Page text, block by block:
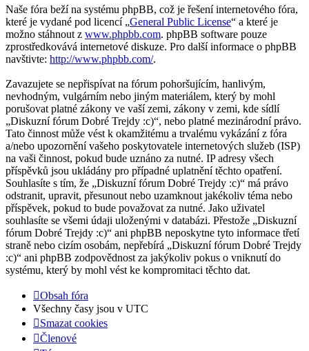
Naše fóra beží na systému phpBB, což je řešení internetového fóra,
které je vydané pod licencí „General Public License“ a které je
možno stáhnout z www.phpbb.com. phpBB software pouze
zprostředkovává internetové diskuze. Pro další informace o phpBB
navštivte: http://www.phpbb.com/.
Zavazujete se nepřispívat na fórum pohoršujícím, hanlivým,
nevhodným, vulgárním nebo jiným materiálem, který by mohl
porušovat platné zákony ve vaší zemi, zákony v zemi, kde sídlí
„Diskuzní fórum Dobré Trejdy :c)“, nebo platné mezinárodní právo.
Tato činnost může vést k okamžitému a trvalému vykázání z fóra
a/nebo upozornění vašeho poskytovatele internetových služeb (ISP)
na vaši činnost, pokud bude uznáno za nutné. IP adresy všech
příspěvků jsou ukládány pro případné uplatnění těchto opatření.
Souhlasíte s tím, že „Diskuzní fórum Dobré Trejdy :c)“ má právo
odstranit, upravit, přesunout nebo uzamknout jakékoliv téma nebo
příspěvek, pokud to bude považovat za nutné. Jako uživatel
souhlasíte se všemi údaji uloženými v databázi. Přestože „Diskuzní
fórum Dobré Trejdy :c)“ ani phpBB neposkytne tyto informace třetí
straně nebo cizím osobám, nepřebírá „Diskuzní fórum Dobré Trejdy
:c)“ ani phpBB zodpovědnost za jakýkoliv pokus o vniknutí do
systému, který by mohl vést ke kompromitaci těchto dat.
Obsah fóra
Všechny časy jsou v UTC
Smazat cookies
Členové